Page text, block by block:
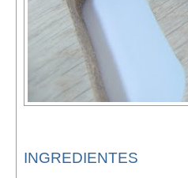
INGREDIENTES